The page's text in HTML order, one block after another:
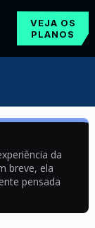
VEJA OS
PLANOS
da
breve, ela
pensada